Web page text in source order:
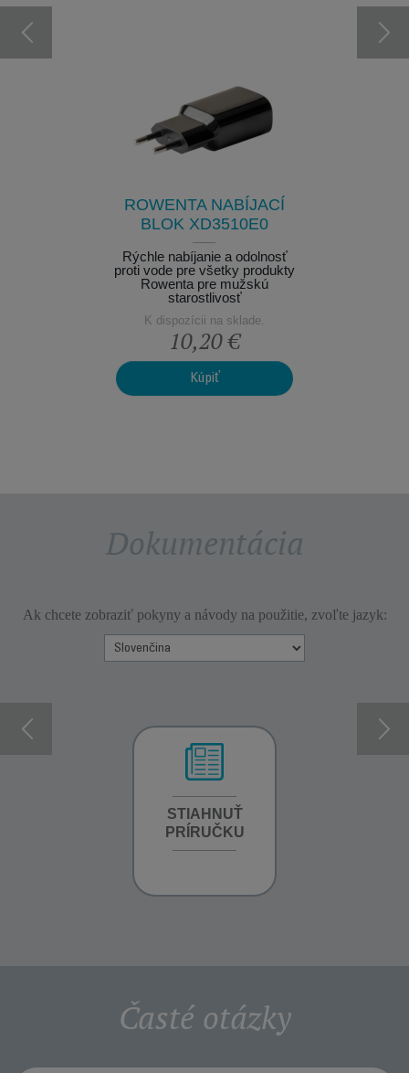
ROWENTA NABÍJACÍ
BLOK XD3510E0
Rýchle nabíjanie a odolnosť
proti vode pre všetky produkty
Rowenta pre mužskú
starostlivosť
K dispozícii na sklade.
10,20 €
Kúpiť
Dokumentácia
Ak chcete zobraziť pokyny a návody na použitie, zvoľte jazyk:
STIAHNUŤ
PRÍRUČKU
Časté otázky